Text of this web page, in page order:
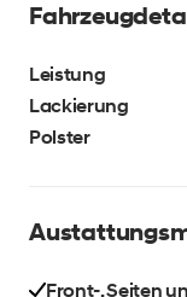
Leistung
Lackierung
Polster
Front-, Seiten